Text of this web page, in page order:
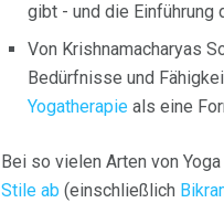
gibt - und die Einführung
Von Krishnamacharyas
Bedürfnisse und
Yogatherapie als eine
Bei so vielen Arten von
Stile ab (einschließlich